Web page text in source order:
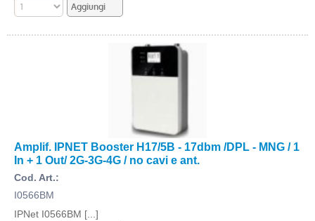
Amplif. IPNET Booster H17/5B - 17dbm /DPL - MNG / 1
In + 1 Out/ 2G-3G-4G / no cavi e ant.
Cod. Art.:
I0566BM
IPNet I0566BM [...]